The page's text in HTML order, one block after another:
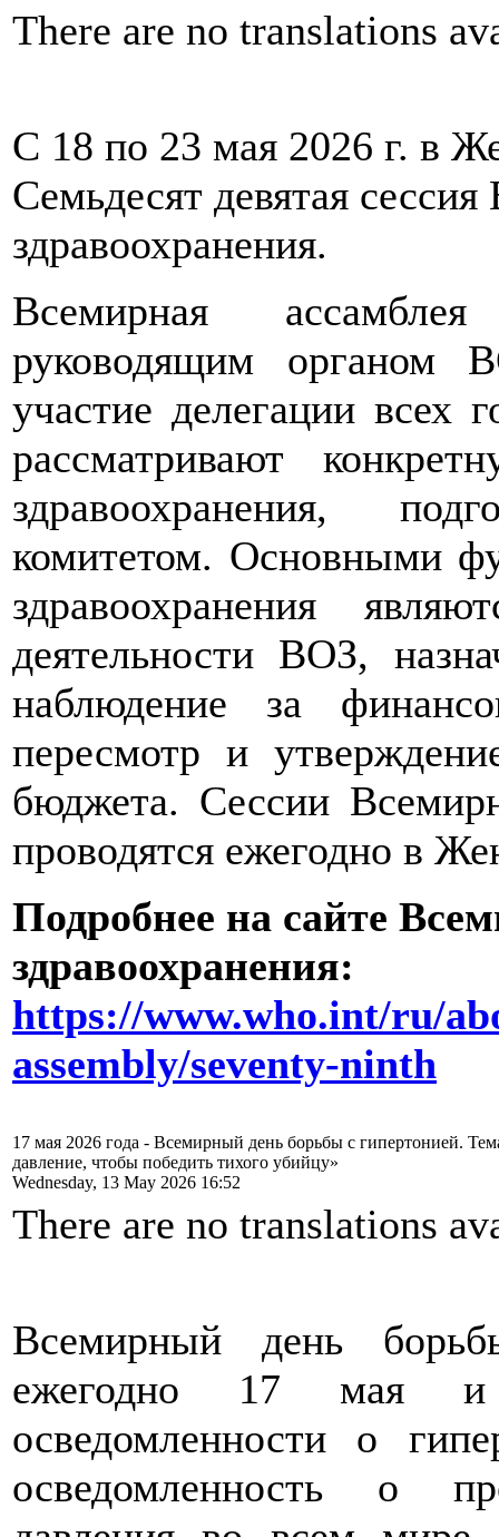
There are no translations
С 18 по 23 мая 2026 г. в
Семьдесят девятая
здравоохранения.
Всемирная ассамблея
руководящим органом
участие делегации всех
рассматривают
здравоохранения,
комитетом. Основными
здравоохранения
деятельности ВОЗ,
наблюдение за
пересмотр и
бюджета. Сессии
проводятся ежегодно в
Подробнее на сайте
здравоохранения:
https://www.who.int/ru/
assembly/seventy-ninth
17 мая 2026 года - Всемирный день борьбы с гипертонией.
давление, чтобы победить тихого убийцу»
Wednesday, 13 May 2026 16:52
There are no translations
Всемирный день
ежегодно 17 мая и
осведомленности о
осведомленность о